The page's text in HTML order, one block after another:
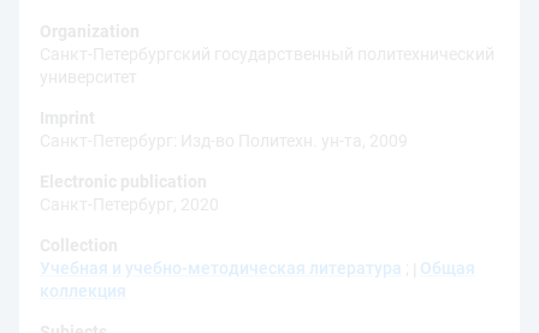
Organization
Санкт-Петербургский государственный политехнический
университет
Imprint
Санкт-Петербург: Изд-во Политехн. ун-та, 2009
Electronic publication
Санкт-Петербург, 2020
Collection
Учебная и учебно-методическая литература
Общая
коллекция